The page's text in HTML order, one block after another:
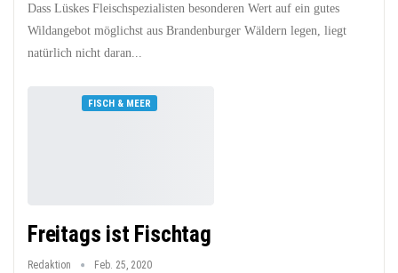
Dass Lüskes Fleischspezialisten besonderen Wert auf ein gutes
Wildangebot möglichst aus Brandenburger Wäldern legen, liegt
natürlich nicht daran...
FISCH & MEER
Freitags ist Fischtag
Redaktion Feb. 25, 2020